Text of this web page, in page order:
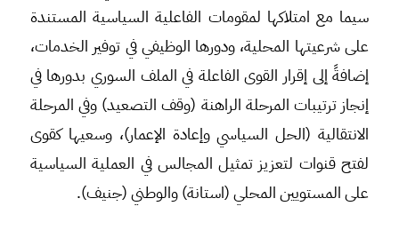
سيما مع امتلاكها لمقومات الفاعلية السياسية المستندة
على شرعيتها المحلية، ودورها الوظيفي في توفير الخدمات،
إضافةً إلى إقرار القوى الفاعلة في الملف السوري بدورها في
إنجاز ترتيبات المرحلة الراهنة (وقف التصعيد) وفي المرحلة
الانتقالية (الحل السياسي وإعادة الإعمار)، وسعيها كقوى
لفتح قنوات لتعزيز تمثيل المجالس في العملية السياسية
على المستويين المحلي (استانة) والوطني (جنيف).